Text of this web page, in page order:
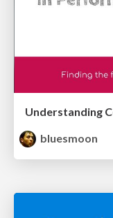
bluesmoon